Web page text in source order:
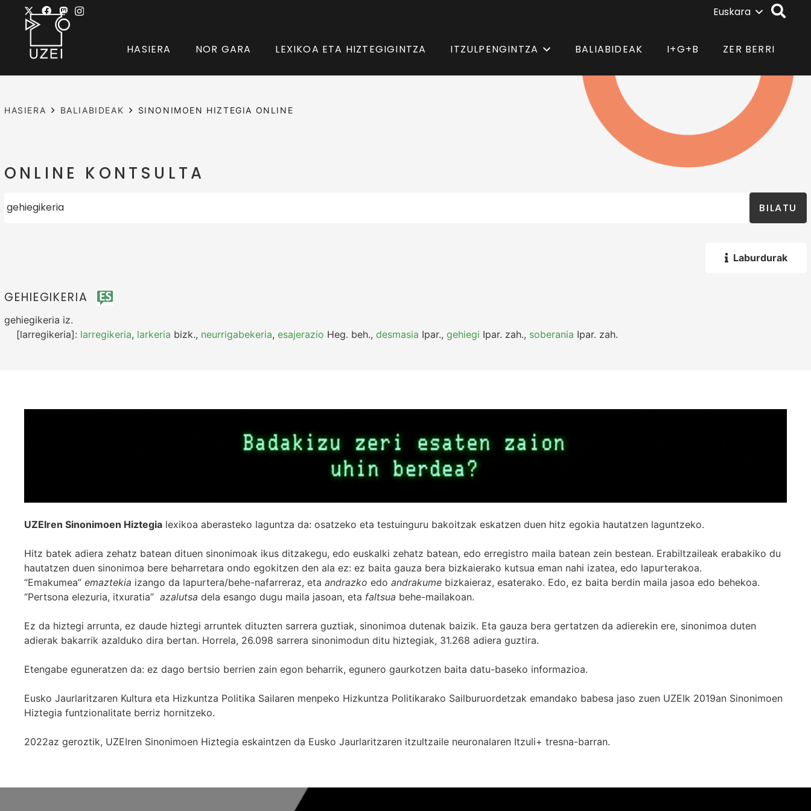
Euskara
HASIERA NOR GARA LEXIKOA ETA HIZTEGIGINTZA ITZULPENGINTZA BALIABIDEAK I+G+B ZER BERRI
HASIERA BALIABIDEAK SINONIMOEN HIZTEGIA ONLINE
ONLINE KONTSULTA
BILATU
Laburdurak
GEHIEGIKERIA
gehiegikeria iz.
[larregikeria]: larregikeria, larkeria bizk., neurrigabekeria, esajerazio Heg. beh., desmasia Ipar., gehiegi Ipar. zah., soberania Ipar. zah.
UZEIren Sinonimoen Hiztegia lexikoa aberasteko laguntza da: osatzeko eta testuinguru bakoitzak eskatzen duen hitz egokia hautatzen laguntzeko.
Hitz batek adiera zehatz batean dituen sinonimoak ikus ditzakegu, edo euskalki zehatz batean, edo erregistro maila batean zein bestean. Erabiltzaileak erabakiko du
hautatzen duen sinonimoa bere beharretara ondo egokitzen den ala ez: ez baita gauza bera bizkaierako kutsua eman nahi izatea, edo lapurterakoa.
“Emakumea” emaztekia izango da lapurtera/behe-nafarreraz, eta andrazko edo andrakume bizkaieraz, esaterako. Edo, ez baita berdin maila jasoa edo behekoa.
“Pertsona elezuria, itxuratia” azalutsa dela esango dugu maila jasoan, eta faltsua behe-mailakoan.
Ez da hiztegi arrunta, ez daude hiztegi arruntek dituzten sarrera guztiak, sinonimoa dutenak baizik. Eta gauza bera gertatzen da adierekin ere, sinonimoa duten
adierak bakarrik azalduko dira bertan. Horrela, 26.098 sarrera sinonimodun ditu hiztegiak, 31.268 adiera guztira.
Etengabe eguneratzen da: ez dago bertsio berrien zain egon beharrik, egunero gaurkotzen baita datu-baseko informazioa.
Eusko Jaurlaritzaren Kultura eta Hizkuntza Politika Sailaren menpeko Hizkuntza Politikarako Sailburuordetzak emandako babesa jaso zuen UZEIk 2019an Sinonimoen
Hiztegia funtzionalitate berriz hornitzeko.
2022az geroztik, UZEIren Sinonimoen Hiztegia eskaintzen da Eusko Jaurlaritzaren itzultzaile neuronalaren Itzuli+ tresna-barran.